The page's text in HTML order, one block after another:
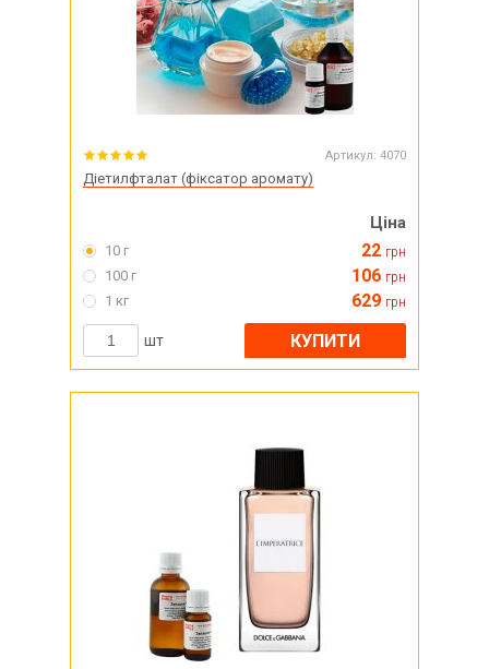
Артикул: 4070
Діетилфталат (фіксатор аромату)
Ціна
10 г 22 грн
100 г 106 грн
1 кг 629 грн
шт КУПИТИ